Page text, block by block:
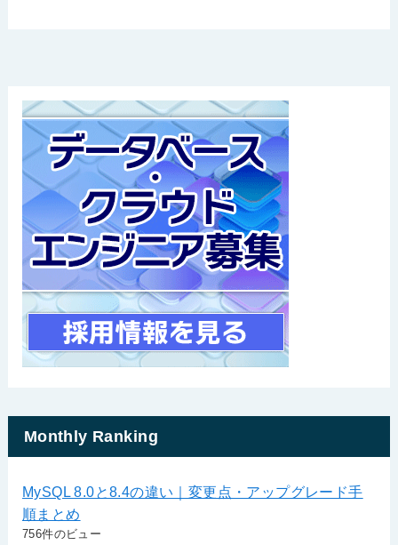
Monthly Ranking
MySQL 8.0と8.4の違い｜変更点・アップグレード手
順まとめ
756件のビュー